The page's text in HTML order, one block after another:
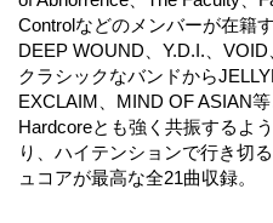
Controlなどのメンバーが在籍
DEEP WOUND、Y.D.I.、
クラシックなバンドから
EXCLAIM、MIND OF ASIAN
Hardcoreとも強く共振するよ
り、ハイテンションで行き切
ュコアが最高な全21曲収録。